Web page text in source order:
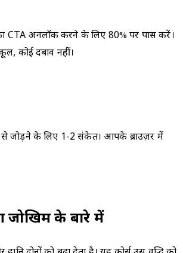
CTA अनलॉक करने के लिए 80% पर पास करें।
कोई दबाव नहीं।
से जोड़ने के लिए 1-2 संकेत। आपके ब्राउज़र में
जोखिम के बारे में